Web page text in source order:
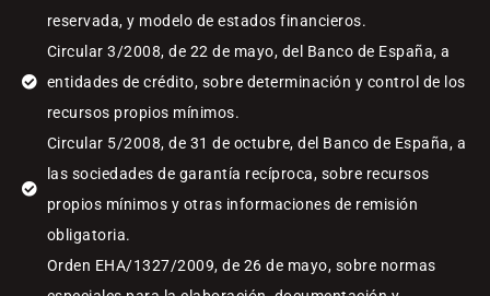
reservada, y modelo de estados financieros.
Circular 3/2008, de 22 de mayo, del Banco de España, a
entidades de crédito, sobre determinación y control de los
recursos propios mínimos.
Circular 5/2008, de 31 de octubre, del Banco de España, a
las sociedades de garantía recíproca, sobre recursos
propios mínimos y otras informaciones de remisión
obligatoria.
Orden EHA/1327/2009, de 26 de mayo, sobre normas